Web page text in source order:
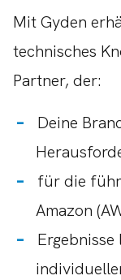
Mit Gyden
technisches
Partner, der:
Deine
für die
Amazon